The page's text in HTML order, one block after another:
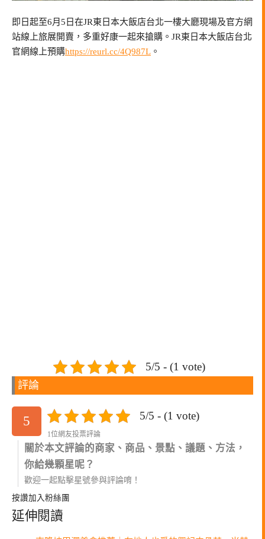
即日起至6月5日在JR東日本大飯店台北一樓大廳現場及官方網
站線上旅展開賣，多重好康一起來搶購。JR東日本大飯店台北
官網線上預購https://reurl.cc/4Q987L 。
5/5 - (1 vote)
評論
5 5/5 - (1 vote)
1位網友投票評論
關於本文評論的商家、商品、景點、議題、方法，
你給幾顆星呢？
歡迎一起點擊星號參與評論唷！
按讚加入粉絲團
延伸閱讀